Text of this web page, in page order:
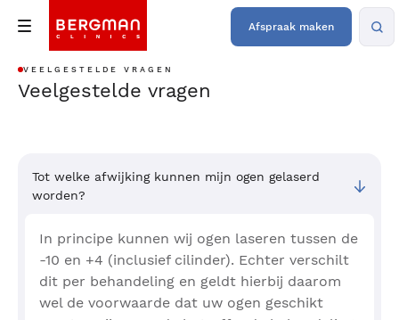
Afspraak maken
VEELGESTELDE VRAGEN
Veelgestelde vragen
Tot welke afwijking kunnen mijn ogen gelaserd
worden?
In principe kunnen wij ogen laseren tussen de
-10 en +4 (inclusief cilinder). Echter verschilt
dit per behandeling en geldt hierbij daarom
wel de voorwaarde dat uw ogen geschikt